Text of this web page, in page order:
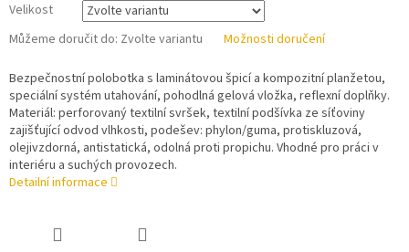
Velikost
Můžeme doručit do: Zvolte variantu Možnosti doručení
Bezpečnostní polobotka s laminátovou špicí a kompozitní planžetou,
speciální systém utahování, pohodlná gelová vložka, reflexní doplňky.
Materiál: perforovaný textilní svršek, textilní podšívka ze síťoviny
zajišťující odvod vlhkosti, podešev: phylon/guma, protiskluzová,
olejivzdorná, antistatická, odolná proti propichu. Vhodné pro práci v
interiéru a suchých provozech.
Detailní informace